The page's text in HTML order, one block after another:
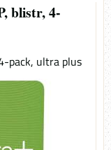
blistr, 4-
pack, ultra plus